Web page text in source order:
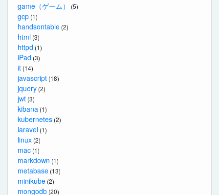
game（ゲーム） (5)
gcp (1)
handsontable (2)
html (3)
httpd (1)
iPad (3)
it (14)
javascript (18)
jquery (2)
jwt (3)
kibana (1)
kubernetes (2)
laravel (1)
linux (2)
mac (1)
markdown (1)
metabase (13)
minikube (2)
mongodb (20)